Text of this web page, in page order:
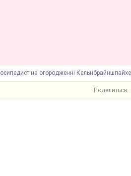
на огородженні
Поделиться: